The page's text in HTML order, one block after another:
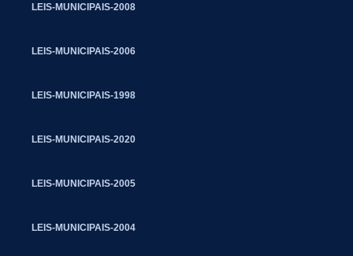
LEIS-MUNICIPAIS-2008
LEIS-MUNICIPAIS-2006
LEIS-MUNICIPAIS-1998
LEIS-MUNICIPAIS-2020
LEIS-MUNICIPAIS-2005
LEIS-MUNICIPAIS-2004